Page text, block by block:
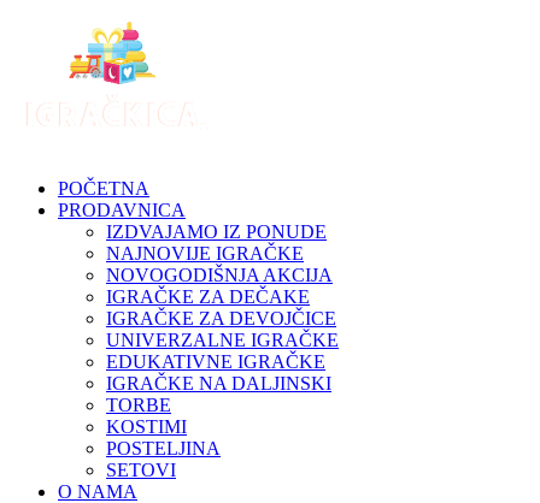
POČETNA
PRODAVNICA
IZDVAJAMO IZ PONUDE
NAJNOVIJE IGRAČKE
NOVOGODIŠNJA AKCIJA
IGRAČKE ZA DEČAKE
IGRAČKE ZA DEVOJČICE
UNIVERZALNE IGRAČKE
EDUKATIVNE IGRAČKE
IGRAČKE NA DALJINSKI
TORBE
KOSTIMI
POSTELJINA
SETOVI
O NAMA